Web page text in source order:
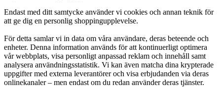
Endast med ditt samtycke använder vi cookies och annan teknik för
att ge dig en personlig shoppingupplevelse.
För detta samlar vi in data om våra användare, deras beteende och
enheter. Denna information används för att kontinuerligt optimera
vår webbplats, visa personligt anpassad reklam och innehåll samt
analysera användningsstatistik. Vi kan även matcha dina krypterade
uppgifter med externa leverantörer och visa erbjudanden via deras
onlinekanaler – men endast om du redan använder deras tjänster.